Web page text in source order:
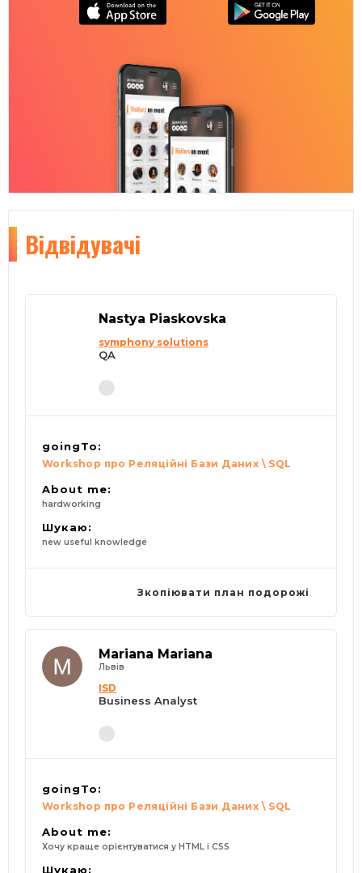
Відвідувачі
Nastya Piaskovska
symphony solutions
QA
goingTo:
Workshop про Реляційні Бази Даних \ SQL
About me:
hardworking
Шукаю:
new useful knowledge
Зкопіювати план подорожі
Mariana Mariana
Львів
ISD
Business Analyst
goingTo:
Workshop про Реляційні Бази Даних \ SQL
About me:
Хочу краще орієнтуватися у HTML і CSS
Шукаю: